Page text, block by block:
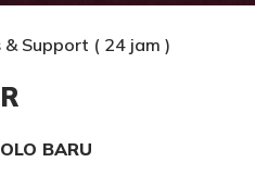
& Support ( 24 jam )
BARU